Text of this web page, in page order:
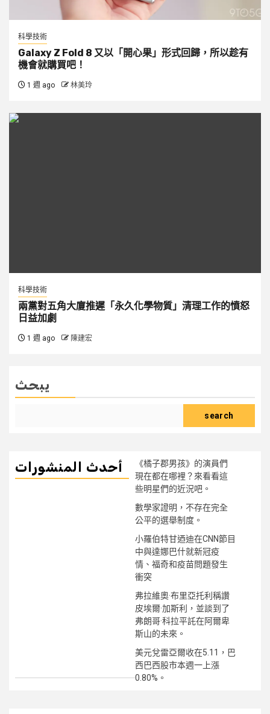
科學技術
Galaxy Z Fold 8 又以「開心果」形式回歸，所以趁有
機會就購買吧！
1 週 ago 林美玲
科學技術
兩黨對五角大廈推遲「永久化學物質」清理工作的憤怒
日益加劇
1 週 ago 陳建宏
يبحث
search
أحدث المنشورات
《橘子郡男孩》的演員們
現在都在哪裡？來看看這
些明星們的近況吧。
數學家證明，不存在完全
公平的選舉制度。
小羅伯特甘迺迪在CNN節目
中與達娜巴什就新冠疫
情、福奇和疫苗問題發生
衝突
弗拉維奧·布里亞托利稱讚
皮埃爾·加斯利，並談到了
弗朗哥·科拉平託在阿爾卑
斯山的未來。
美元兌雷亞爾收在5.11，巴
西巴西股市本週一上漲
0.80%。